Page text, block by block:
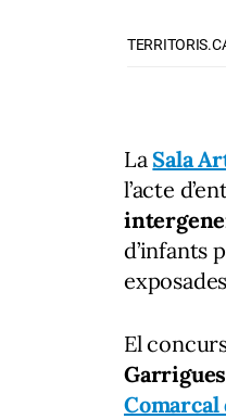
LaSala
l’acte
d’infants
El
Garrigues
Comarcal